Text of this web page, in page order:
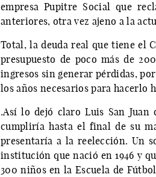
empresa Pupitre Social que
anteriores, otra vez ajeno a la
Total, la deuda real que tiene el
presupuesto de poco más de
ingresos sin generar pérdidas,
los años necesarios para hacerlo
.Así lo dejó claro Luis San Juan
cumpliría hasta el final de su
presentaría a la reelección. Un
institución que nació en 1946 y
300 niños en la Escuela de